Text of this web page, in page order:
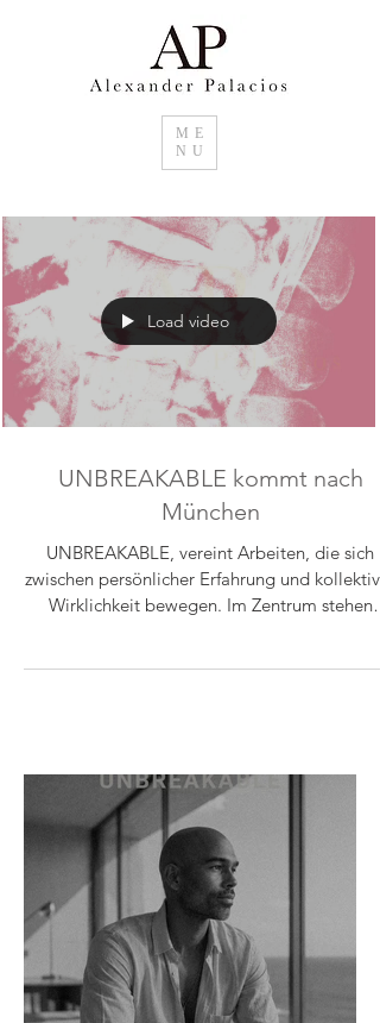
ME
NU
Suchen sie im Raum Basel Kunstwerke für
ihr Zuhause. Unikate oder Editionen im
Grossformat von Alexander Palacios.
Load video
UNBREAKABLE kommt nach
München
UNBREAKABLE, vereint Arbeiten, die sich
zwischen persönlicher Erfahrung und
Wirklichkeit bewegen. Im Zentrum stehen
gesellschaftliche Themen auf, ohne sie
festzuschreiben, und eröffnen Räume, in denen
Wahrnehmung hi